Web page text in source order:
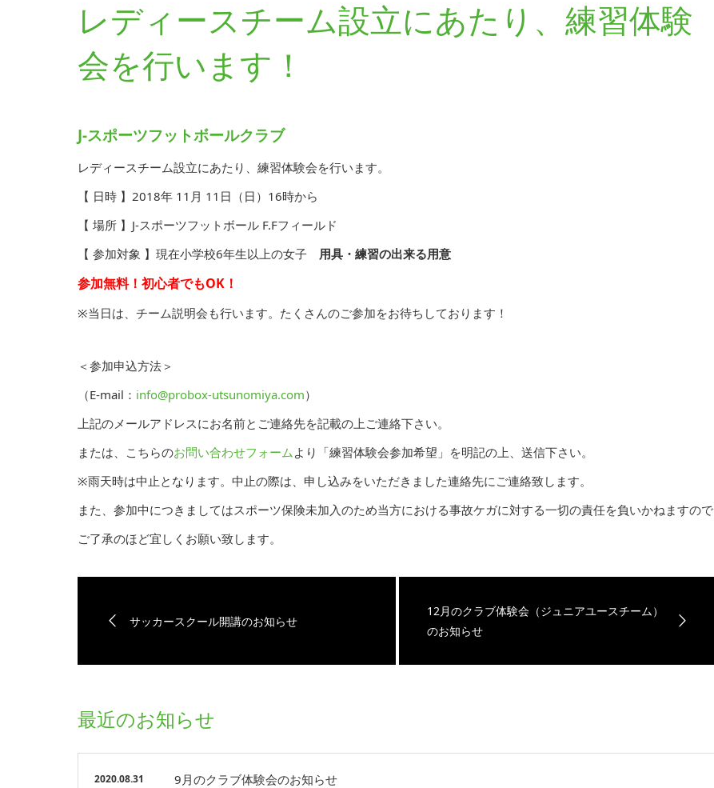
レディースチーム設立にあたり、練習体験
会を行います！
J-スポーツフットボールクラブ
レディースチーム設立にあたり、練習体験会を行います。
【 日時 】2018年 11月 11日（日）16時から
【 場所 】J-スポーツフットボール F.Fフィールド
【 参加対象 】現在小学校6年生以上の女子 用具・練習の出来る用意
参加無料！初心者でもOK！
※当日は、チーム説明会も行います。たくさんのご参加をお待ちしております！
＜参加申込方法＞
（E-mail： info@probox-utsunomiya.com）
上記のメールアドレスにお名前とご連絡先を記載の上ご連絡下さい。
または、こちらのお問い合わせフォーム より「練習体験会参加希望」を明記の上、送信下さい。
※雨天時は中止となります。中止の際は、申し込みをいただきました連絡先にご連絡致します。
また、参加中につきましてはスポーツ保険未加入のため当方における事故ケガに対する一切の責任を負いかねますので
ご了承のほど宜しくお願い致します。
サッカースクール開講のお知らせ
12月のクラブ体験会（ジュニアユースチーム）
のお知らせ
最近のお知らせ
2020.08.31 9月のクラブ体験会のお知らせ